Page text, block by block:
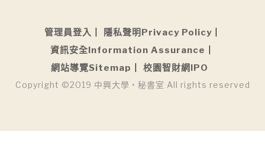
管理員登入
隱私聲明Privacy Policy
資訊安全Information Assurance
網站導覽Sitemap
校園智財網IPO
Copyright ©2019 中興大學 • 秘書室 All rights reserved